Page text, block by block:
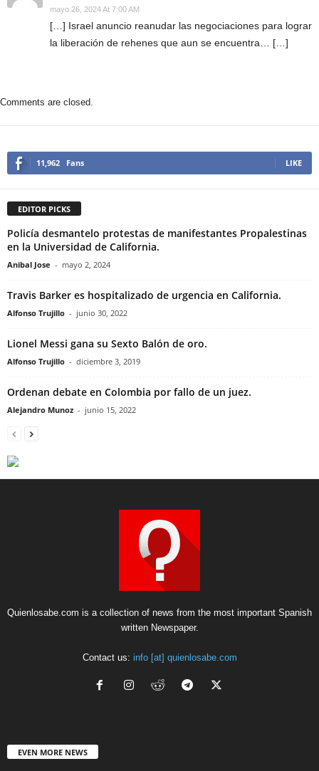
mayo 26, 2024 At 7:00 AM
[…] Israel anuncio reanudar las negociaciones para lograr
la liberación de rehenes que aun se encuentra… […]
Comments are closed.
11,962 Fans LIKE
EDITOR PICKS
Policía desmantelo protestas de manifestantes Propalestinas
en la Universidad de California.
Anibal Jose - mayo 2, 2024
Travis Barker es hospitalizado de urgencia en California.
Alfonso Trujillo - junio 30, 2022
Lionel Messi gana su Sexto Balón de oro.
Alfonso Trujillo - diciembre 3, 2019
Ordenan debate en Colombia por fallo de un juez.
Alejandro Munoz - junio 15, 2022
Quienlosabe.com is a collection of news from the most important Spanish
written Newspaper.
Contact us: info [at] quienlosabe.com
EVEN MORE NEWS